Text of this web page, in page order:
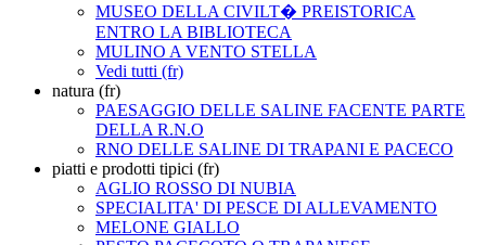
MUSEO DELLA CIVILT� PREISTORICA
ENTRO LA BIBLIOTECA
MULINO A VENTO STELLA
Vedi tutti (fr)
natura (fr)
PAESAGGIO DELLE SALINE FACENTE PARTE
DELLA R.N.O
RNO DELLE SALINE DI TRAPANI E PACECO
piatti e prodotti tipici (fr)
AGLIO ROSSO DI NUBIA
SPECIALITA' DI PESCE DI ALLEVAMENTO
MELONE GIALLO